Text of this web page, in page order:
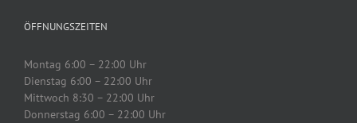
ÖFFNUNGSZEITEN
Montag 6:00 – 22:00 Uhr
Dienstag 6:00 – 22:00 Uhr
Mittwoch 8:30 – 22:00 Uhr
Donnerstag 6:00 – 22:00 Uhr